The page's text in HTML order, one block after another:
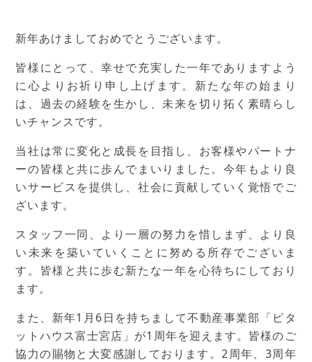
新年あけましておめでとうございます。
皆様にとって、幸せで充実した一年でありますよう
に心よりお祈り申し上げます。新たな年の始まり
は、過去の経験を生かし、未来を切り拓く素晴らし
いチャンスです。
当社は常に変化と成長を目指し、お客様やパートナ
ーの皆様と共に歩んでまいりました。今年もより良
いサービスを提供し、社会に貢献していく覚悟でご
ざいます。
スタッフ一同、より一層の努力を惜しまず、より良
い未来を築いていくことに努める所存でございま
す。皆様と共に歩む新たな一年を心待ちにしており
ます。
また、新年1月6日を持ちまして不動産事業部「ピタ
ットハウス富士宮店」が1周年を迎えます。皆様のご
協力の賜物と大変感謝しております。2周年、3周年